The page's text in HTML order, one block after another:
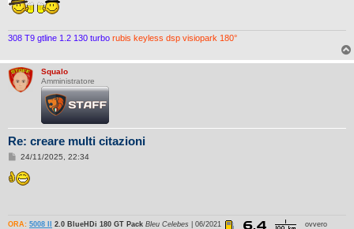
308 T9 gtline 1.2 130 turbo rubis keyless dsp visiopark 180°
Squalo
Amministratore
Re: creare multi citazioni
M
s
s
i
24/11/2025, 22:34
ORA: 5008 II 2.0 BlueHDi 180 GT Pack Bleu Celebes | 06/2021 ovvero